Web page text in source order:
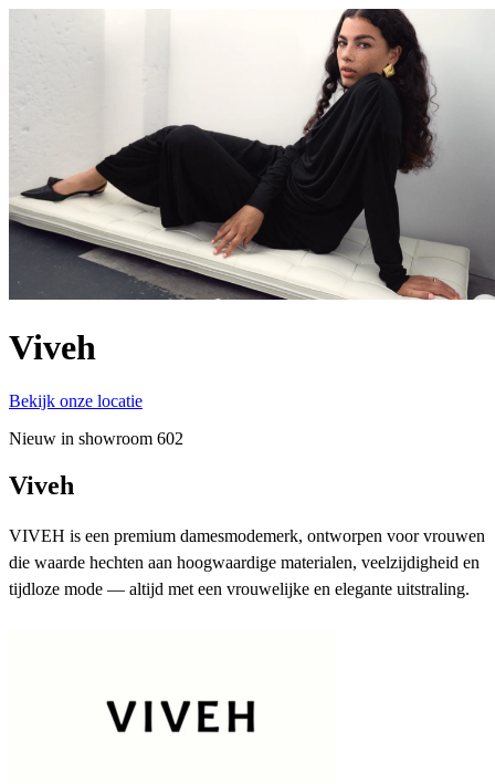
Viveh
Bekijk onze locatie
Nieuw in showroom 602
Viveh
VIVEH is een premium damesmodemerk, ontworpen voor vrouwen
die waarde hechten aan hoogwaardige materialen, veelzijdigheid en
tijdloze mode — altijd met een vrouwelijke en elegante uitstraling.